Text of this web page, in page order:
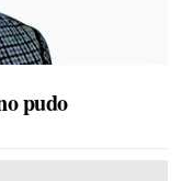
pudo